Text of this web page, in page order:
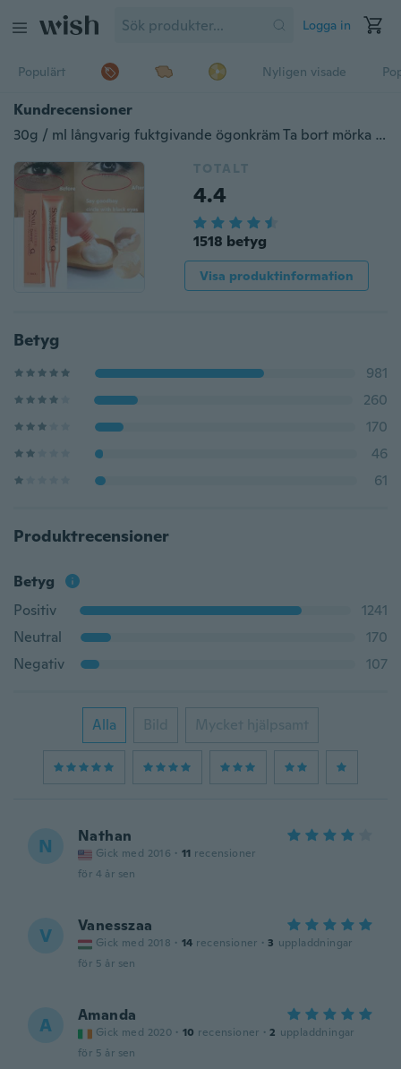
Logga in
Populärt Nyligen visade
Kundrecensioner
30g / ml långvarig fuktgivande ögonkräm Ta bort mörka cirklar lindra ögonutmattning-ögonkräm
TOTALT
4.4
1518 betyg
Visa produktinformation
Betyg
981
260
170
46
61
Produktrecensioner
Betyg
Positiv
1241
Neutral
170
Negativ
107
Alla Bild Mycket hjälpsamt
N Nathan
Gick med 2016 · 11 recensioner
för 4 år sen
V Vanesszaa
Gick med 2018 · 14 recensioner · 3 uppladdningar
för 5 år sen
A Amanda
Gick med 2020 · 10 recensioner · 2 uppladdningar
för 5 år sen